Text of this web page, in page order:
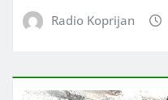
Radio Koprijan